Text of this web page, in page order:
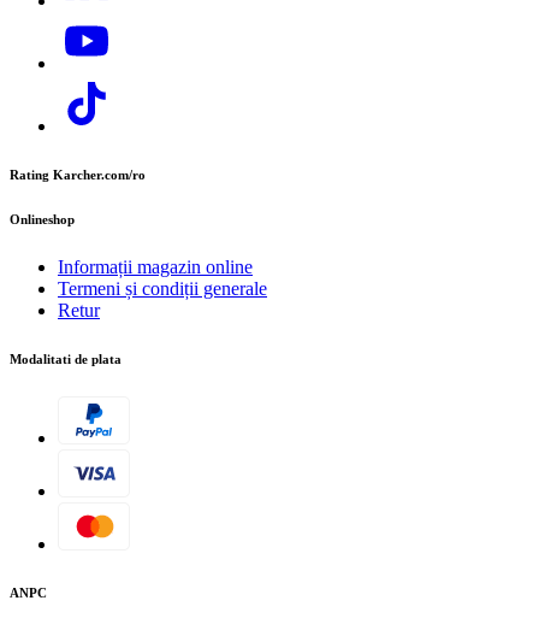
Rating Karcher.com/ro
Onlineshop
Informații magazin online
Termeni și condiții generale
Retur
Modalitati de plata
ANPC